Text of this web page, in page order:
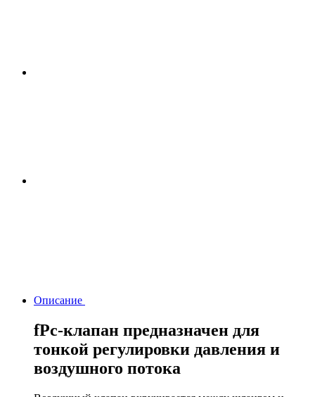
Описание
fPc-клапан предназначен для
тонкой регулировки давления и
воздушного потока